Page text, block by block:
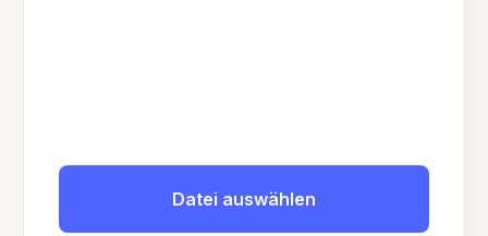
Datei auswählen